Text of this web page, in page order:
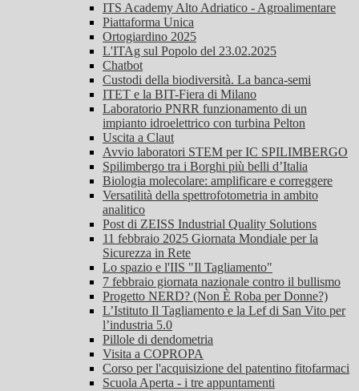
ITS Academy Alto Adriatico - Agroalimentare
Piattaforma Unica
Ortogiardino 2025
L'ITAg sul Popolo del 23.02.2025
Chatbot
Custodi della biodiversità. La banca-semi
ITET e la BIT-Fiera di Milano
Laboratorio PNRR funzionamento di un
impianto idroelettrico con turbina Pelton
Uscita a Claut
Avvio laboratori STEM per IC SPILIMBERGO
Spilimbergo tra i Borghi più belli d’Italia
Biologia molecolare: amplificare e correggere
Versatilità della spettrofotometria in ambito
analitico
Post di ZEISS Industrial Quality Solutions
11 febbraio 2025 Giornata Mondiale per la
Sicurezza in Rete
Lo spazio e l'IIS "Il Tagliamento"
7 febbraio giornata nazionale contro il bullismo
Progetto NERD? (Non È Roba per Donne?)
L’Istituto Il Tagliamento e la Lef di San Vito per
l’industria 5.0
Pillole di dendometria
Visita a COPROPA
Corso per l'acquisizione del patentino fitofarmaci
Scuola Aperta - i tre appuntamenti